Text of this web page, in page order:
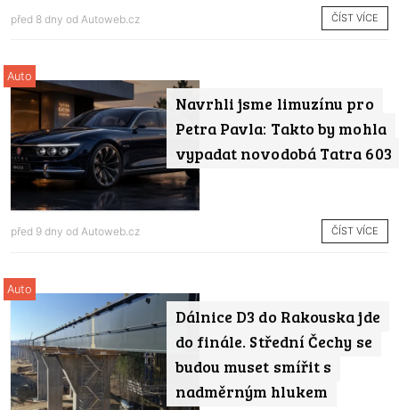
před 8 dny od Autoweb.cz ČÍST VÍCE
Navrhli jsme limuzínu pro
Petra Pavla: Takto by mohla
vypadat novodobá Tatra 603
Auto
před 9 dny od Autoweb.cz ČÍST VÍCE
Dálnice D3 do Rakouska jde
do finále. Střední Čechy se
budou muset smířit s
nadměrným hlukem
Auto